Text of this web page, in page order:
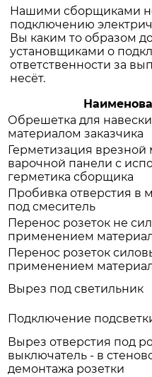
Нашими сборщиками
подключению
Вы каким то образом
установщиками о
ответственности за
несёт.
Обрешетка для
материалом заказчика
Герметизация врезной
варочной панели с
герметика сборщика
Пробивка отверстия в
под смеситель
Перенос розеток не
применением
Перенос розеток
применением
Вырез под светильник
Подключение
Вырез отверстия под
выключатель - в
демонтажа розетки